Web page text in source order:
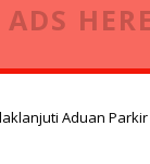
Aduan